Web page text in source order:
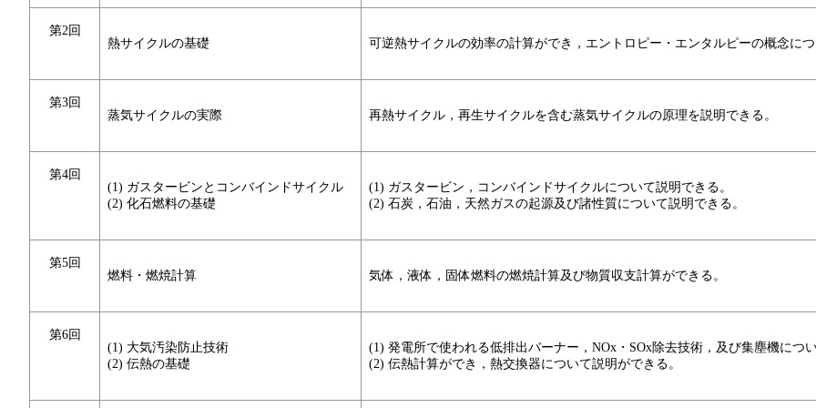
第2回
熱サイクルの基礎
可逆熱サイクルの効率の計算ができ，エントロピー・エンタルピーの概念に
第3回
蒸気サイクルの実際
再熱サイクル，再生サイクルを含む蒸気サイクルの原理を説明できる。
第4回
(1) ガスタービンとコンバインドサイクル
(2) 化石燃料の基礎
(1) ガスタービン，コンバインドサイクルについて説明できる。
(2) 石炭，石油，天然ガスの起源及び諸性質について説明できる。
第5回
燃料・燃焼計算
気体，液体，固体燃料の燃焼計算及び物質収支計算ができる。
第6回
(1) 大気汚染防止技術
(2) 伝熱の基礎
(1) 発電所で使われる低排出バーナー，NOx・SOx除去技術，及び集塵機につ
(2) 伝熱計算ができ，熱交換器について説明ができる。